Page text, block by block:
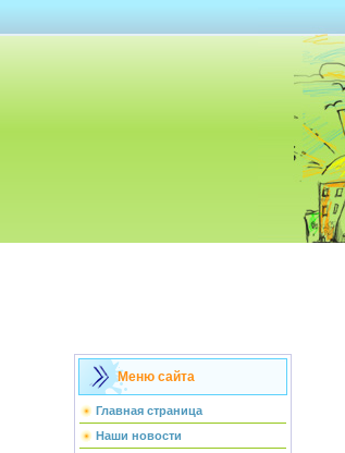
Меню сайта
Главная страница
Наши новости